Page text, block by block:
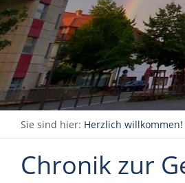
Sie sind hier: Herzlich willkommen!
Chronik zur